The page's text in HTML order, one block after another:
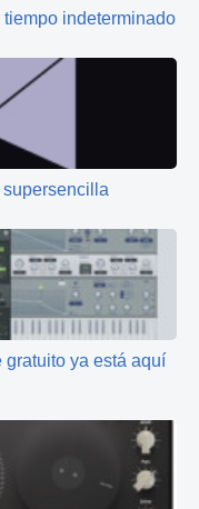
indeterminado
supersencilla
gratuito ya está aquí